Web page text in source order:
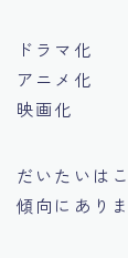
ドラマ化
アニメ化
映画化
だいたいは
傾向にありま